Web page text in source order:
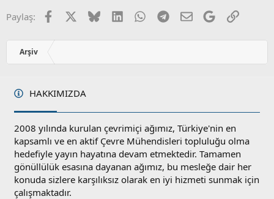
u
z
o
l
Paylaş: Facebook BlueskyLinkedInWhatsApp
Telegram
E-postaGoogleLink
Arşiv
HAKKIMIZDA
2008 yılında kurulan çevrimiçi ağımız, Türkiye'nin en
kapsamlı ve en aktif Çevre Mühendisleri topluluğu olma
hedefiyle yayın hayatına devam etmektedir. Tamamen
gönüllülük esasına dayanan ağımız, bu mesleğe dair her
konuda sizlere karşılıksız olarak en iyi hizmeti sunmak için
çalışmaktadır.